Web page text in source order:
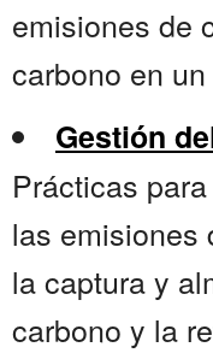
emisiones de
carbono en
Gestión
Prácticas
las emisiones
la captura y
carbono y la